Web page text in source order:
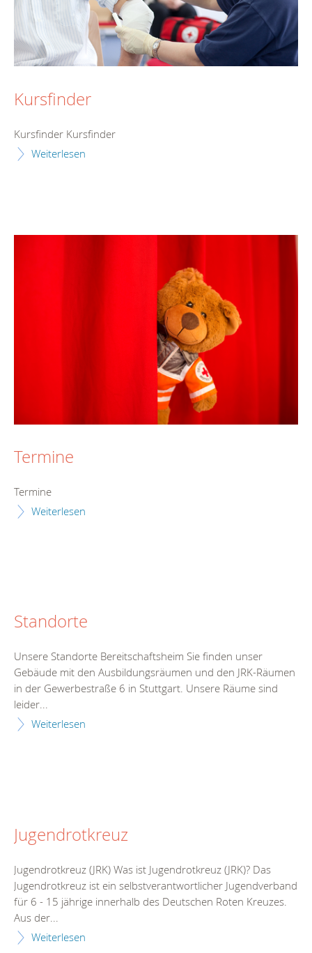
Kursfinder
Kursfinder Kursfinder
Weiterlesen
Termine
Termine
Weiterlesen
Standorte
Unsere Standorte Bereitschaftsheim Sie finden unser
Gebäude mit den Ausbildungsräumen und den JRK-Räumen
in der Gewerbestraße 6 in Stuttgart. Unsere Räume sind
leider...
Weiterlesen
Jugendrotkreuz
Jugendrotkreuz (JRK) Was ist Jugendrotkreuz (JRK)? Das
Jugendrotkreuz ist ein selbstverantwortlicher Jugendverband
für 6 - 15 jährige innerhalb des Deutschen Roten Kreuzes.
Aus der...
Weiterlesen